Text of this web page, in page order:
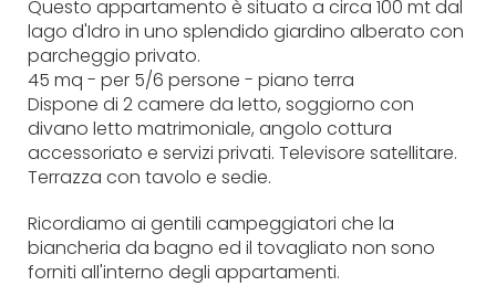
Questo appartamento è situato a circa 100 mt dal
lago d'Idro in uno splendido giardino alberato con
parcheggio privato.
45 mq - per 5/6 persone - piano terra
Dispone di 2 camere da letto, soggiorno con
divano letto matrimoniale, angolo cottura
accessoriato e servizi privati. Televisore satellitare.
Terrazza con tavolo e sedie.
Ricordiamo ai gentili campeggiatori che la
biancheria da bagno ed il tovagliato non sono
forniti all'interno degli appartamenti.